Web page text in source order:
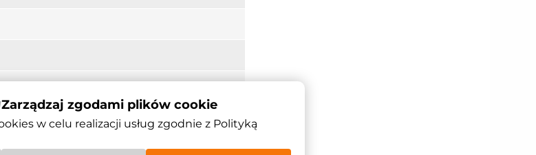
Zarządzaj zgodami plików cookie
w celu realizacji usług zgodnie z Polityką